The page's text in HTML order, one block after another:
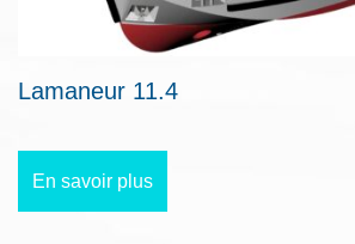
Lamaneur 11.4
En savoir plus